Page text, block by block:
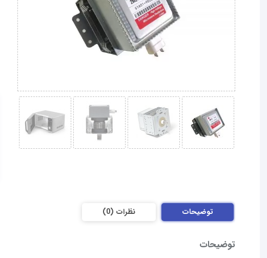
سولاردام
عدد
توضیحات نظرات (0)
توضیحات